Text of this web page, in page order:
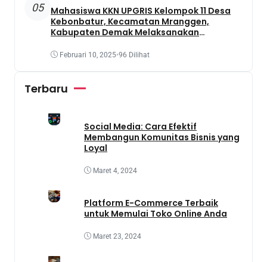
05
Mahasiswa KKN UPGRIS Kelompok 11 Desa
Kebonbatur, Kecamatan Mranggen,
Kabupaten Demak Melaksanakan
Memanfaatkan Lahan Yang Terbengkalai
Februari 10, 2025•96 Dilihat
Terbaru
Social Media: Cara Efektif
Membangun Komunitas Bisnis yang
Loyal
Maret 4, 2024
Platform E-Commerce Terbaik
untuk Memulai Toko Online Anda
Maret 23, 2024